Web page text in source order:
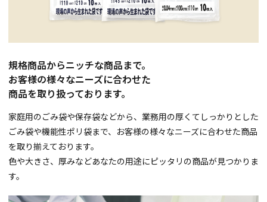
規格商品からニッチな商品まで。
お客様の様々なニーズに合わせた
商品を取り扱っております。
家庭用のごみ袋や保存袋などから、業務用の厚くてしっかりとした
ごみ袋や機能性ポリ袋まで、お客様の様々なニーズに合わせた商品
を取り揃えております。
色や大きさ、厚みなどあなたの用途にピッタリの商品が見つかりま
す。